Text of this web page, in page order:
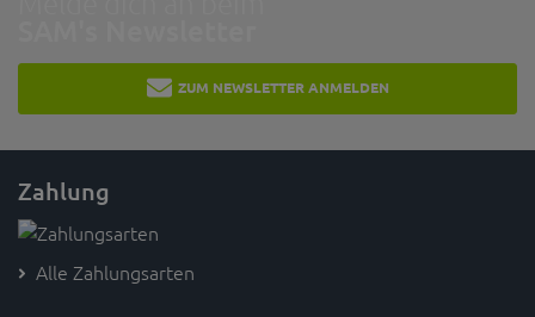
ZUM NEWSLETTER ANMELDEN
Zahlung
Alle Zahlungsarten